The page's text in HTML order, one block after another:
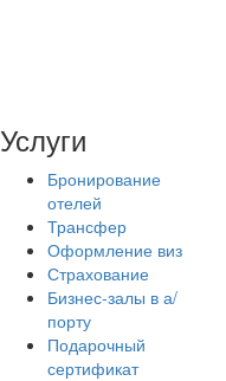
Услуги
Бронирование
отелей
Трансфер
Оформление виз
Страхование
Бизнес-залы в а/
порту
Подарочный
сертификат